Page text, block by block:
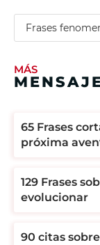
MÁS
65 Frases
próxima
129 Frases
evolucionar
90 citas